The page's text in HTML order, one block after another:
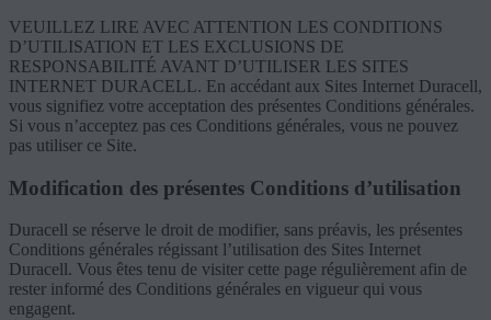
VEUILLEZ LIRE AVEC ATTENTION LES CONDITIONS
D’UTILISATION ET LES EXCLUSIONS DE
RESPONSABILITÉ AVANT D’UTILISER LES SITES
INTERNET DURACELL. En accédant aux Sites Internet Duracell,
vous signifiez votre acceptation des présentes Conditions générales.
Si vous n’acceptez pas ces Conditions générales, vous ne pouvez
pas utiliser ce Site.
Modification des présentes Conditions d’utilisation
Duracell se réserve le droit de modifier, sans préavis, les présentes
Conditions générales régissant l’utilisation des Sites Internet
Duracell. Vous êtes tenu de visiter cette page régulièrement afin de
rester informé des Conditions générales en vigueur qui vous
engagent.